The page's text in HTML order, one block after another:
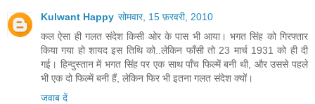
Kulwant Happy सोमवार, 15 फ़रवरी, 2010
कल ऐसा ही गलत संदेश किसी ओर के पास भी आया। भगत सिंह को गिरफ्तार
किया गया हो शायद इस तिथि को..लेकिन फाँसी तो 23 मार्च 1931 को ही दी
गई। हिन्दुस्तान में भगत सिंह पर एक साथ पाँच फिल्में बनी थी, और उससे पहले
भी एक दो फिल्में बनी हैं, लेकिन फिर भी इतना गलत संदेश क्यों।
जवाब दें